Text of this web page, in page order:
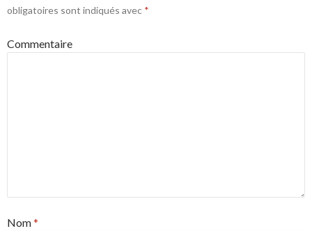
obligatoires sont indiqués avec *
Commentaire
Nom*